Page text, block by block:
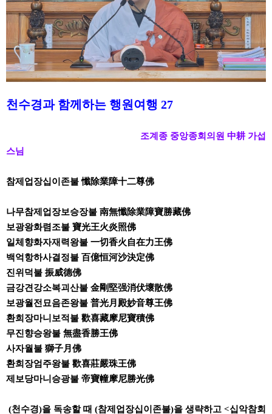
천수경과 함께하는 행원여행 27
조계종 중앙종회의원 中耕 가섭
스님
참제업장십이존불 懺除業障十二尊佛
나무참제업장보승장불 南無懺除業障寶勝藏佛
보광왕화렴조불 寶光王火炎照佛
일체향화자재력왕불 一切香火自在力王佛
백억항하사결정불 百億恒河沙決定佛
진위덕불 振威德佛
금강견강소복괴산불 金剛堅强消伏壞散佛
보광월전묘음존왕불 普光月殿妙音尊王佛
환희장마니보적불 歡喜藏摩尼寶積佛
무진향승왕불 無盡香勝王佛
사자월불 獅子月佛
환희장엄주왕불 歡喜莊嚴珠王佛
제보당마니승광불 帝寶幢摩尼勝光佛
(천수경)을 독송할 때 (참제업장십이존불)을 생략하고 <십악참회